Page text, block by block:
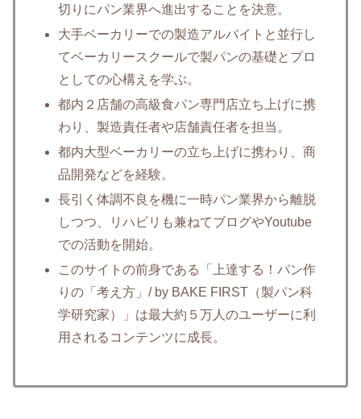
切りにパン業界へ進出することを決意。
大手ベーカリーでの製造アルバイトと並行し
てベーカリースクールで製パンの基礎とプロ
としての心構えを学ぶ。
都内２店舗の高級食パン専門店立ち上げに携
わり、製造責任者や店舗責任者を担当。
都内大型ベーカリーの立ち上げに携わり、商
品開発などを経験。
長引く体調不良を機に一時パン業界から離脱
しつつ、リハビリも兼ねてブログやYoutube
での活動を開始。
このサイトの前身である「上達する！パン作
りの「考え方」/ by BAKE FIRST（製パン科
学研究家）」は最大約５万人のユーザーに利
用されるコンテンツに成長。